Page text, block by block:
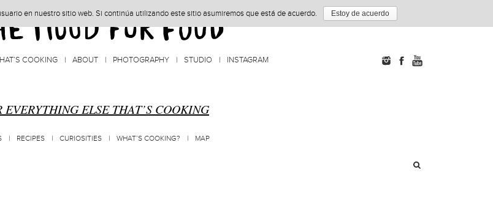
COOKING ABOUT PHOTOGRAPHY STUDIO INSTAGRAM
EVERYTHING ELSE THAT’S COOKING
RECIPES CURIOSITIES WHAT’S COOKING? MAP
en nuestro sitio web. Si continúa utilizando este sitio asumiremos que está de acuerdo. Estoy de acuerdo